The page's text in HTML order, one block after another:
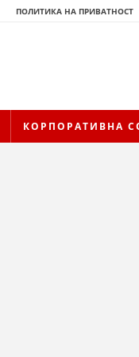
ПОЛИТИКА НА ПРИВАТНОСТ
КОРПОРАТИВНА